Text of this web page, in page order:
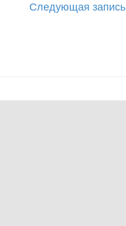
Следующая запись